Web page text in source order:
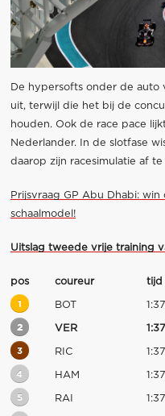
De hypersofts onder de auto
uit, terwijl die het bij de
houden. Ook de race pace
Nederlander. In de slotfase
daarop zijn racesimulatie af te
Prijsvraag GP Abu Dhabi:
schaalmodel!
Uitslag tweede vrije training
pos coureur tijd
1 BOT
2 VER
3 RIC
4 HAM
5 RAI